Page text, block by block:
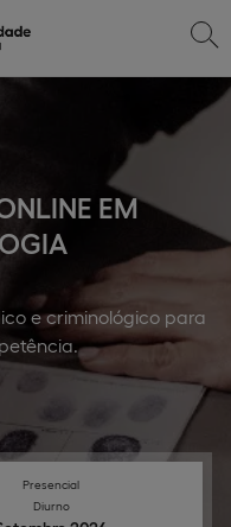
EM
e criminológico para
Presencial
Diurno